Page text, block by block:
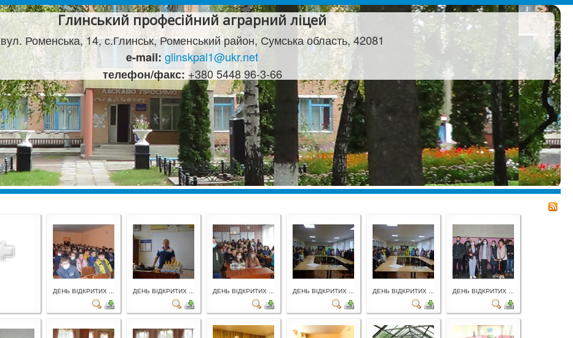
Глинський професійний аграрний ліцей
вул. Роменська, 14, с.Глинськ, Роменський район, Сумська область, 42081
e-mail: glinskpal1@ukr.net
телефон/факс: +380 5448 96-3-66
ДЕНЬ ВІДКРИТИХ ... ДЕНЬ ВІДКРИТИХ ... ДЕНЬ ВІДКРИТИХ ... ДЕНЬ ВІДКРИТИХ ... ДЕНЬ ВІДКРИТИХ ... ДЕНЬ ВІДКРИТИХ ...